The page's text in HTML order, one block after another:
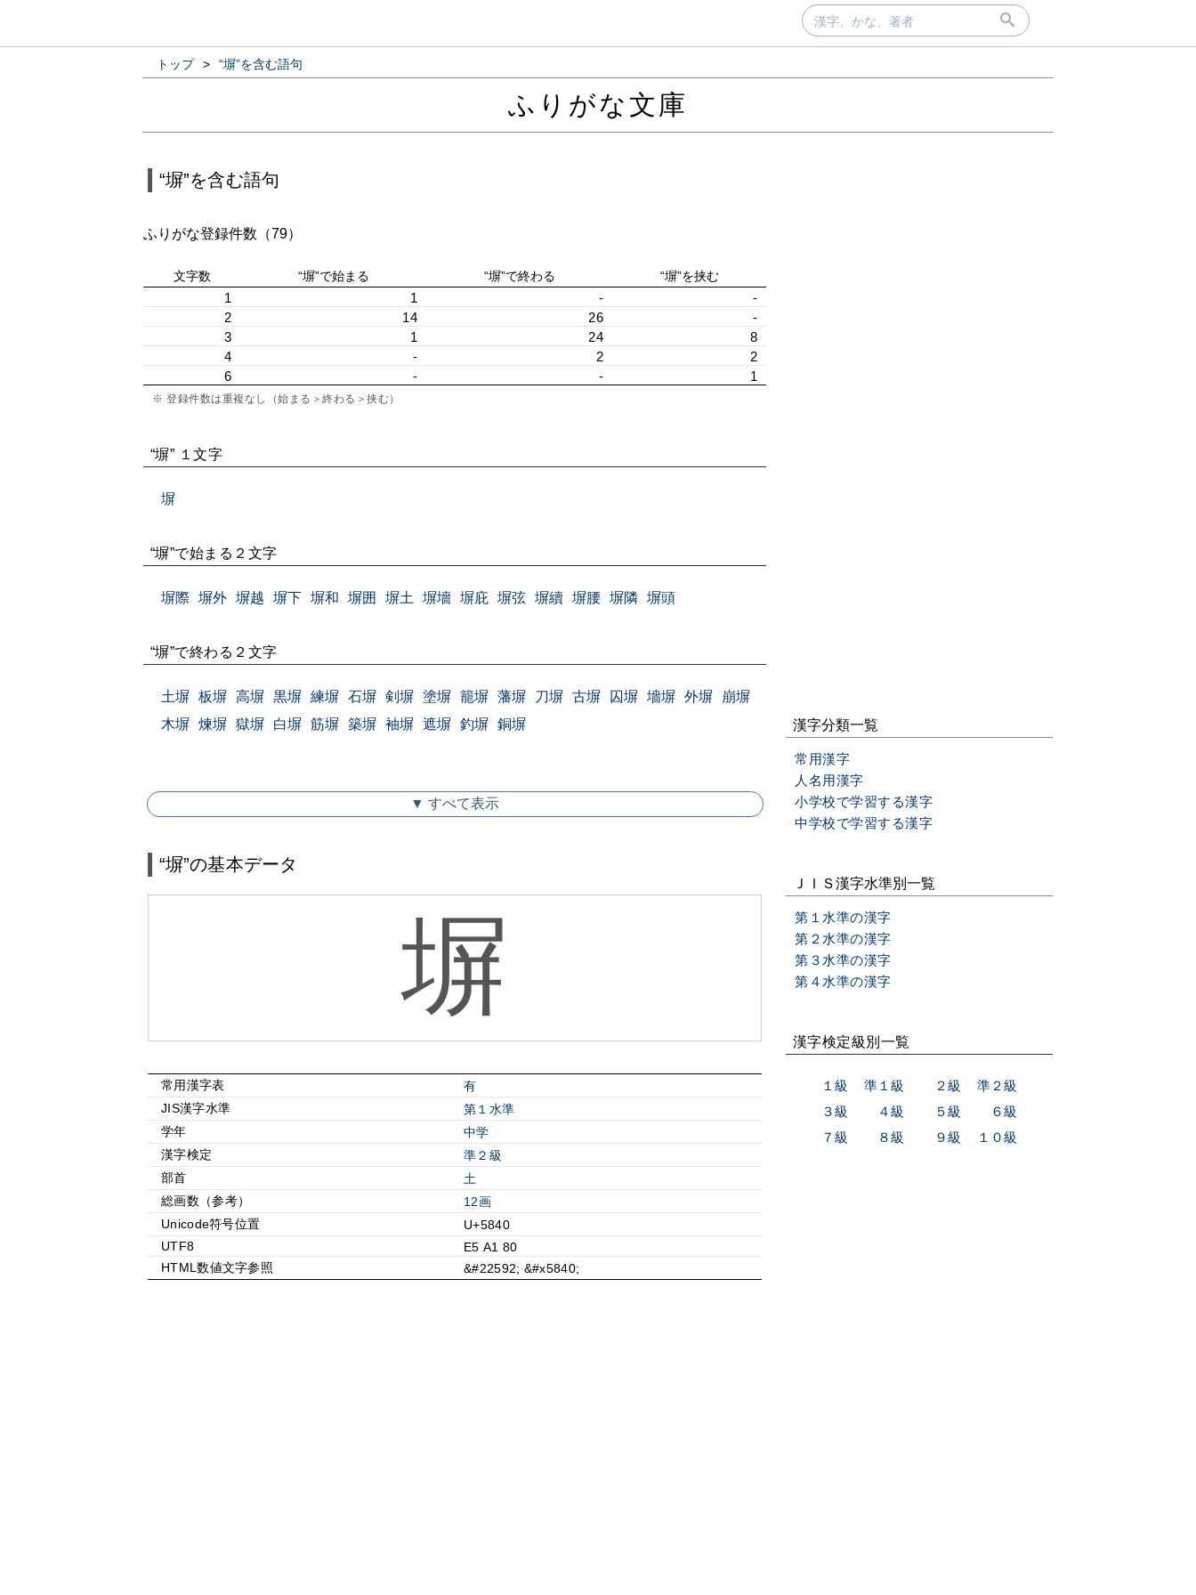
トップ > “塀”を含む語句
ふりがな文庫
“塀”を含む語句
ふりがな登録件数（79）
文字数 “塀”で始まる “塀”で終わる “塀”を挟む
1 1 -
-
2
14 26
-
3
1 24
8
4
- 2
2
6
- - 1
※ 登録件数は重複なし（始まる＞終わる＞挟む）
“塀” １文字
塀
“塀”で始まる２文字
塀際 塀外 塀越 塀下 塀和 塀囲 塀土 塀墻 塀庇 塀弦 塀續 塀腰 塀隣 塀頭
“塀”で終わる２文字
土塀 板塀 高塀 黒塀 練塀 石塀 剣塀 塗塀 籠塀 藩塀 刀塀 古塀 囚塀 墻塀 外塀
崩塀
木塀 煉塀 獄塀 白塀 筋塀 築塀 袖塀 遮塀 釣塀 銅塀
▼ すべて表示
“塀”の基本データ
塀
常用漢字表
有
JIS漢字水準
第１水準
学年
中学
漢字検定
準２級
部首
⼟
総画数（参考）
12画
Unicode符号位置
U+5840
UTF8
E5 A1 80
HTML数値文字参照
&#22592; &#x5840;
漢字分類一覧
常用漢字
人名用漢字
小学校で学習する漢字
中学校で学習する漢字
ＪＩＳ漢字水準別一覧
第１水準の漢字
第２水準の漢字
第３水準の漢字
第４水準の漢字
漢字検定級別一覧
１級 準１級 ２級
準２級
３級
４級 ５級
６級
７級
８級 ９級 １０級